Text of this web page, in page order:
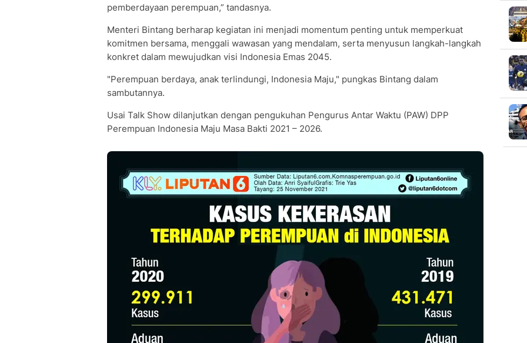
pemberdayaan perempuan,” tandasnya.
Menteri Bintang berharap kegiatan ini menjadi momentum penting untuk memperkuat
komitmen bersama, menggali wawasan yang mendalam, serta menyusun langkah-langkah
konkret dalam mewujudkan visi Indonesia Emas 2045.
"Perempuan berdaya, anak terlindungi, Indonesia Maju," pungkas Bintang dalam
sambutannya.
Usai Talk Show dilanjutkan dengan pengukuhan Pengurus Antar Waktu (PAW) DPP
Perempuan Indonesia Maju Masa Bakti 2021 – 2026.